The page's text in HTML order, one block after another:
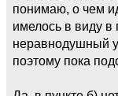
понимаю, о чем
имелось в виду в
неравнодушный
поэтому пока